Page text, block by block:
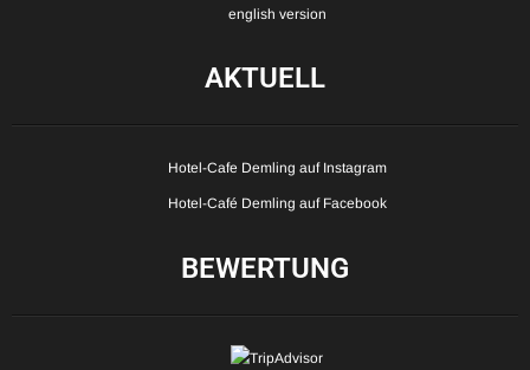
english version
AKTUELL
Hotel-Cafe Demling auf Instagram
Hotel-Café Demling auf Facebook
BEWERTUNG